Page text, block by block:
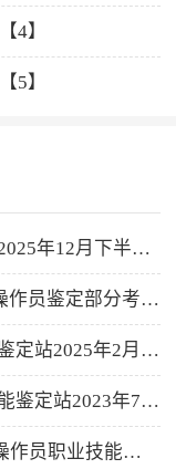
4】
5】
内蒙古消防救援总队职业技能鉴定站2025年12月下半月消防设施操作员职业技能鉴定考试公告
上海鉴定站关于2025年1月消防设施操作员鉴定部分考生进行调整时间登记的公告
西藏消防救援总队消防行业职业技能鉴定站2025年2月消防设施操作员职业技能鉴定公告
安徽省消防救援总队消防行业职业技能鉴定站2023年7月鉴定计划公告
全国31省份发布2023年3月消防设施操作员职业技能鉴定成绩